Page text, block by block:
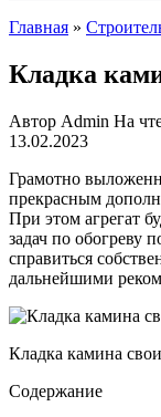
Главная »
Кладка
Автор Admin На
13.02.2023
Грамотно
прекрасным
При этом агрегат
задач по обогреву
справиться
дальнейшими
Кладка камина
Содержание